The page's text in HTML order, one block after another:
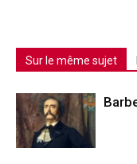
Sur le même sujet